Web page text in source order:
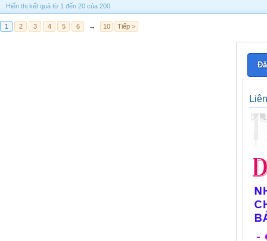
Hiển thị kết quả từ 1 đến 20 của 200
1 2 3 4 5 6 → 10 Tiếp >